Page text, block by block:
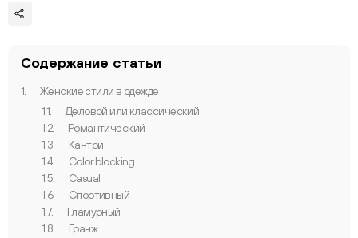
Содержание статьи
1.
Женские стили в одежде
1.1.
Деловой или классический
1.2.
Романтический
1.3.
Кантри
1.4.
Color blocking
1.5.
Casual
1.6.
Спортивный
1.7.
Гламурный
1.8.
Гранж